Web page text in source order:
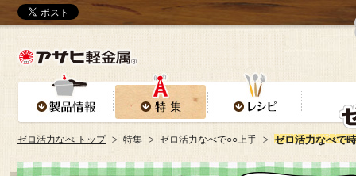
ゼロ活力なべ トップ 特集 ゼロ活力なべで○○上手 ゼロ活力なべで